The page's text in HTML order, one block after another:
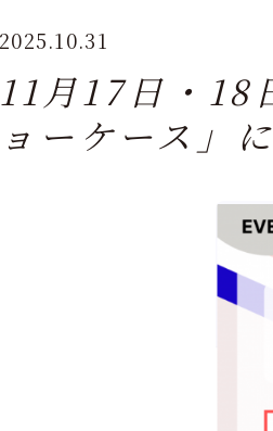
2025.10.31
11月17日・
ョーケース